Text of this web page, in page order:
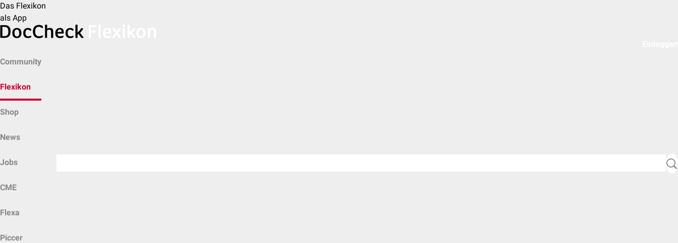
Das Flexikon
als App
Community
Flexikon
Shop
News
Jobs
CME
Flexa
Piccer